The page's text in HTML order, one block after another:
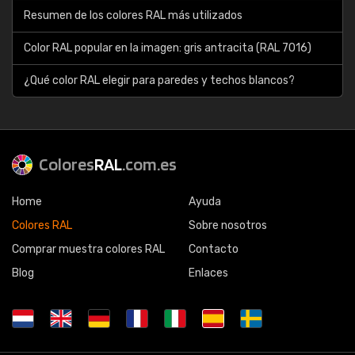
Resumen de los colores RAL más utilizados
Color RAL popular en la imagen: gris antracita (RAL 7016)
¿Qué color RAL elegir para paredes y techos blancos?
ColoresRAL.com.es
Home
Colores RAL
Comprar muestra colores RAL
Blog
Ayuda
Sobre nosotros
Contacto
Enlaces